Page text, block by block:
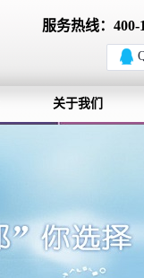
服务热线：400-
关于我们